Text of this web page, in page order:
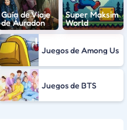
Guía de Viaje
de Áuradon
Super Maksim
World
Juegos de Among Us
Juegos de BTS